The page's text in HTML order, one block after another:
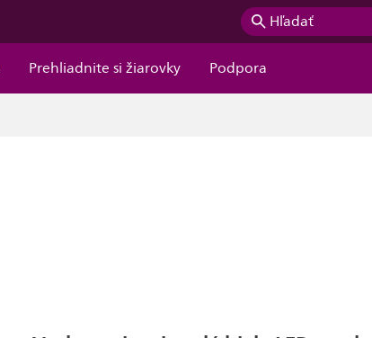
Hľadať
Prehliadnite si žiarovky Podpora